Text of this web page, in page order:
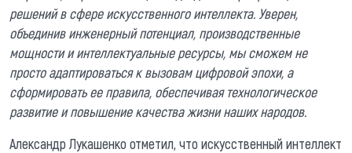
решений в сфере искусственного интеллекта. Уверен,
объединив инженерный потенциал, производственные
мощности и интеллектуальные ресурсы, мы сможем не
просто адаптироваться к вызовам цифровой эпохи, а
сформировать ее правила, обеспечивая технологическое
развитие и повышение качества жизни наших народов.
Александр Лукашенко отметил, что искусственный интеллект